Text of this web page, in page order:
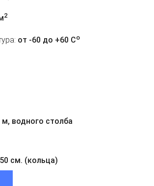
2
от -60 до +60 Co
м, водного столба
см. (кольца)